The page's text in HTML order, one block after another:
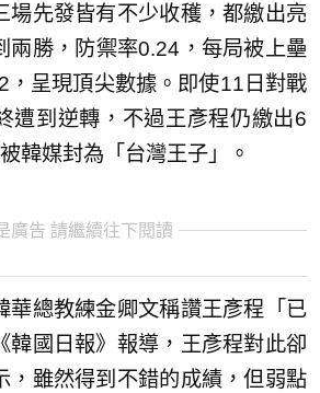
場先發皆有不少收穫，都繳出亮
兩勝，防禦率0.24，每局被上壘
，呈現頂尖數據。即使11日對戰
遭到逆轉，不過王彥程仍繳出6
韓媒封為「台灣王子」。
廣告 請繼續往下閱讀
華總教練金卿文稱讚王彥程「已
韓國日報》報導，王彥程對此卻
，雖然得到不錯的成績，但弱點